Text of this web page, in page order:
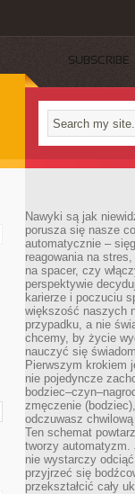
SUBSCRIBE
Nawyki są jak
porusza się nasze
automatycznie –
reagowania na
na spacer, czy
perspektywie
karierze i poczuciu
większość naszych
przypadku, a nie
chcemy, by życie
nauczyć się
Pierwszym krokiem
nie pojedyncze
zmęczenie
odczuwasz
Ten schemat
tworzy
nie wystarczy
przyjrzeć się
przekształcić cały